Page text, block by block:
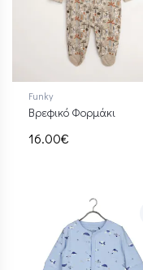
Funky
Βρεφικό Φορμάκι
16.00€